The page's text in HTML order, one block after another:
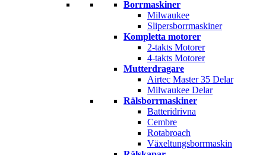
Borrmaskiner
Milwaukee
Slipersborrmaskiner
Kompletta motorer
2-takts Motorer
4-takts Motorer
Mutterdragare
Airtec Master 35 Delar
Milwaukee Delar
Rälsborrmaskiner
Batteridrivna
Cembre
Rotabroach
Växeltungsborrmaskin